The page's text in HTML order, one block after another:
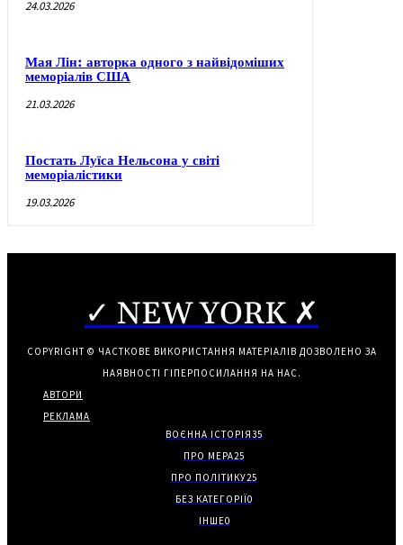
24.03.2026
Мая Лін: авторка одного з найвідоміших
меморіалів США
21.03.2026
Постать Луїса Нельсона у світі
меморіалістики
19.03.2026
✓ NEW YORK ✗
COPYRIGHT © ЧАСТКОВЕ ВИКОРИСТАННЯ МАТЕРІАЛІВ ДОЗВОЛЕНО ЗА
НАЯВНОСТІ ГІПЕРПОСИЛАННЯ НА НАС.
АВТОРИ
РЕКЛАМА
ВОЄННА ІСТОРІЯ35
ПРО МЕРА25
ПРО ПОЛІТИКУ25
БЕЗ КАТЕГОРІЇ0
ІНШЕ0